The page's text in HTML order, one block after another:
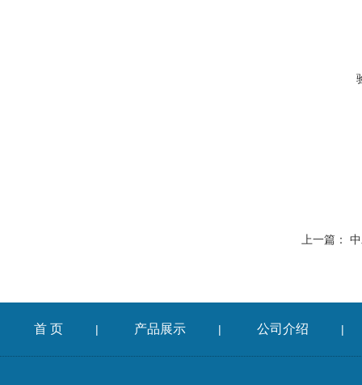
上一篇：
首 页 | 产品展示 | 公司介绍 |